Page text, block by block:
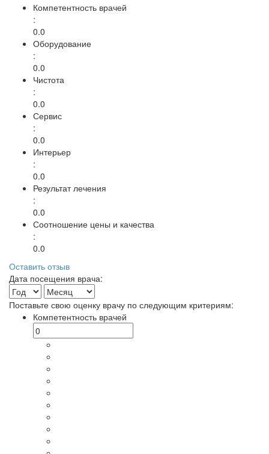
Компетентность врачей
:
0.0
Оборудование
:
0.0
Чистота
:
0.0
Сервис
:
0.0
Интерьер
:
0.0
Результат лечения
:
0.0
Соотношение цены и качества
:
0.0
Оставить отзыв
Дата посещения врача:
Поставьте свою оценку врачу по следующим критериям:
Компетентность врачей